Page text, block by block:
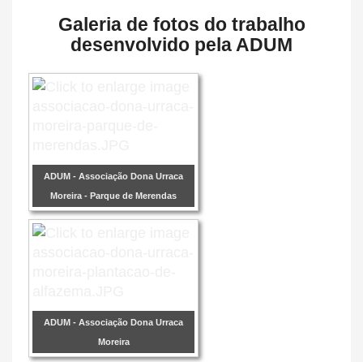
Galeria de fotos do trabalho
desenvolvido pela ADUM
ADUM - Associação Dona Urraca
Moreira - Parque de Merendas
ADUM - Associação Dona Urraca
Moreira